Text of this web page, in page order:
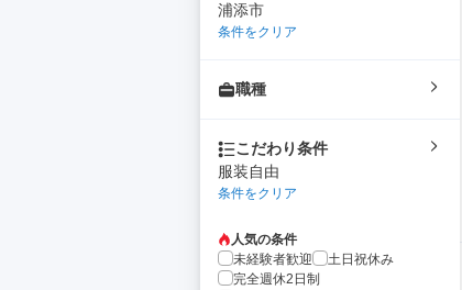
浦添市
条件をクリア
職種
こだわり条件
服装自由
条件をクリア
人気の条件
未経験者歓迎
土日祝休み
完全週休2日制